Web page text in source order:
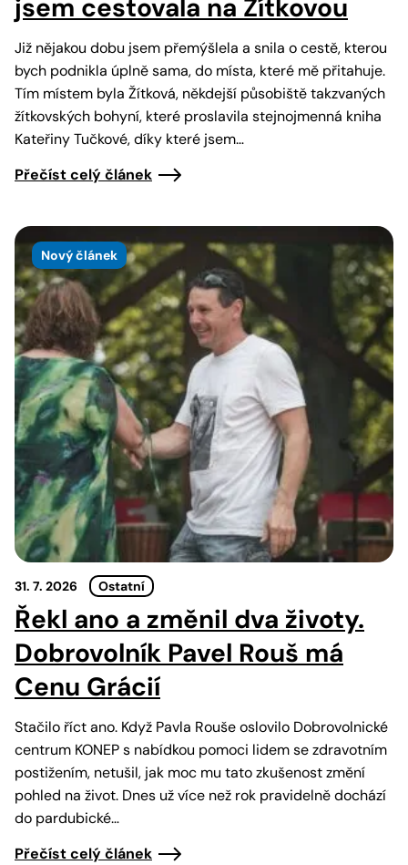
jsem cestovala na Žítkovou
Již nějakou dobu jsem přemýšlela a snila o cestě, kterou
bych podnikla úplně sama, do místa, které mě přitahuje.
Tím místem byla Žítková, někdejší působiště takzvaných
žítkovských bohyní, které proslavila stejnojmenná kniha
Kateřiny Tučkové, díky které jsem…
Přečíst celý článek
Nový článek
31. 7. 2026 Ostatní
Řekl ano a změnil dva životy.
Dobrovolník Pavel Rouš má
Cenu Grácií
Stačilo říct ano. Když Pavla Rouše oslovilo Dobrovolnické
centrum KONEP s nabídkou pomoci lidem se zdravotním
postižením, netušil, jak moc mu tato zkušenost změní
pohled na život. Dnes už více než rok pravidelně dochází
do pardubické…
Přečíst celý článek